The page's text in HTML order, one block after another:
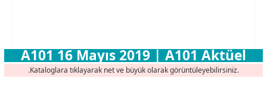
A101 16 Mayıs 2019 | A101 Aktüel
.Kataloglara tıklayarak net ve büyük olarak görüntüleyebilirsiniz.